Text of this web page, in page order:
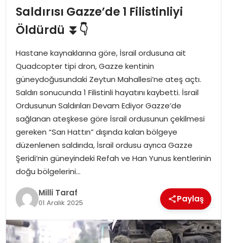
SPOR
SIYASET
MAGAZIN
Saldırısı Gazze’de 1 Filistinliyi
Öldürdü ⏬👇
Hastane kaynaklarına göre, İsrail ordusuna ait
Quadcopter tipi dron, Gazze kentinin
güneydoğusundaki Zeytun Mahallesi’ne ateş açtı.
Saldırı sonucunda 1 Filistinli hayatını kaybetti. İsrail
Ordusunun Saldırıları Devam Ediyor Gazze’de
sağlanan ateşkese göre İsrail ordusunun çekilmesi
gereken “Sarı Hattın” dışında kalan bölgeye
düzenlenen saldırıda, İsrail ordusu ayrıca Gazze
Şeridi’nin güneyindeki Refah ve Han Yunus kentlerinin
doğu bölgelerini…
Milli Taraf
01 Aralık 2025 Paylaş